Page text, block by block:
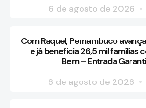
6 de agosto de 2026
Com Raquel, Pernambuco
e já beneficia 26,5 mil famílias
Bem – Entrada
6 de agosto de 2026